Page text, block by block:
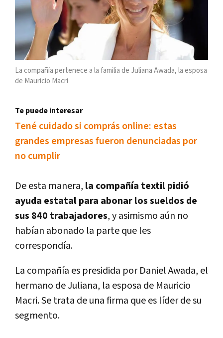
La compañía pertenece a la familia de Juliana Awada, la esposa
de Mauricio Macri
Te puede interesar
Tené cuidado si comprás online: estas
grandes empresas fueron denunciadas por
no cumplir
De esta manera, la compañía textil pidió
ayuda estatal para abonar los sueldos de
sus 840 trabajadores, y asimismo aún no
habían abonado la parte que les
correspondía.
La compañía es presidida por Daniel Awada, el
hermano de Juliana, la esposa de Mauricio
Macri. Se trata de una firma que es líder de su
segmento.